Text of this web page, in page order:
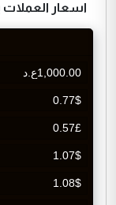
اسعار العملات